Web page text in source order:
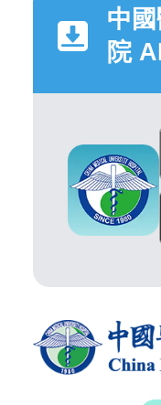
中
院